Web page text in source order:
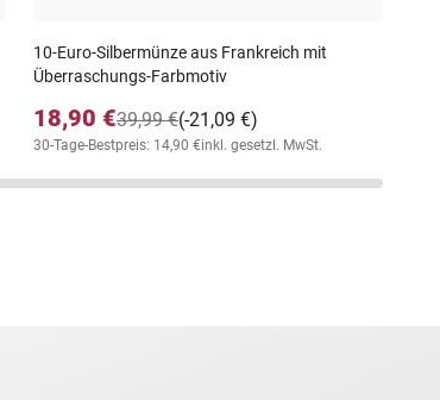
10-Euro-Silbermünze aus Frankreich mit
Überraschungs-Farbmotiv
18,90 € (-21,09 €)
39,99 €
30-Tage-Bestpreis: 14,90 €inkl. gesetzl. MwSt.